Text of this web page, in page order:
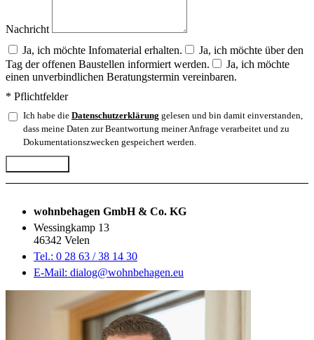
Nachricht
Ja, ich möchte Infomaterial erhalten.
Ja, ich möchte über den
Tag der offenen Baustellen informiert werden.
Ja, ich möchte
einen unverbindlichen Beratungstermin vereinbaren.
* Pflichtfelder
Ich habe die Datenschutzerklärung gelesen und bin damit einverstanden,
dass meine Daten zur Beantwortung meiner Anfrage verarbeitet und zu
Dokumentationszwecken gespeichert werden.
wohnbehagen GmbH & Co. KG
Wessingkamp 13
46342 Velen
Tel.: 0 28 63 / 38 14 30
E-Mail: dialog@wohnbehagen.eu